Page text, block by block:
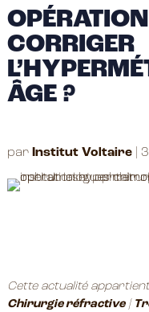
CORRIGER
ÂGE ?
par Institut Voltaire|
Cette actualité
Chirurgie réfractive|